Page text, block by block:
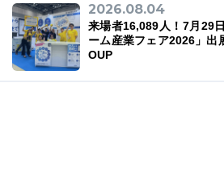
2026.08.04
来場者16,089人！7月29
ーム産業フェア2026」出
OUP